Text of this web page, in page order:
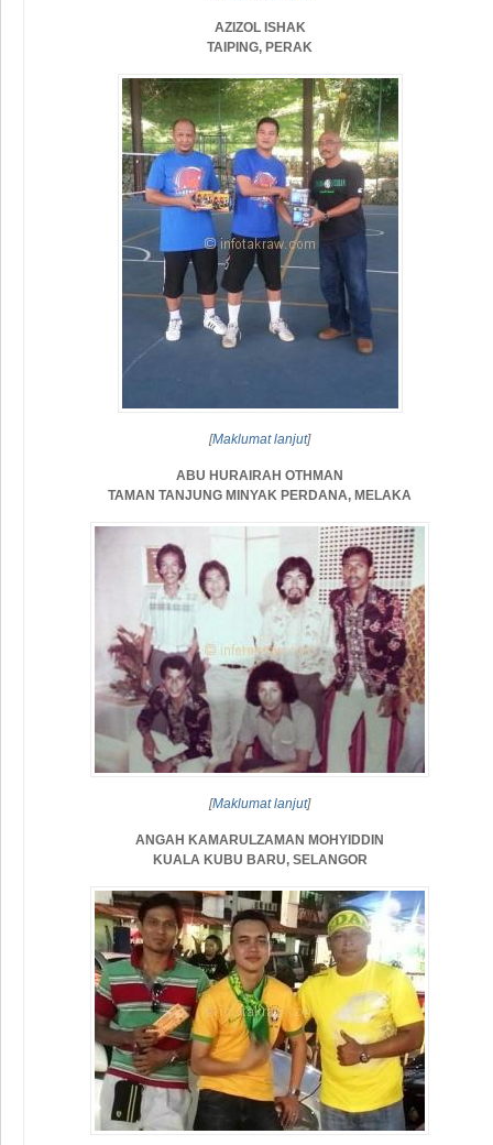
AZIZOL ISHAK
TAIPING, PERAK
[Maklumat lanjut]
ABU HURAIRAH OTHMAN
TAMAN TANJUNG MINYAK PERDANA, MELAKA
[Maklumat lanjut]
ANGAH KAMARULZAMAN MOHYIDDIN
KUALA KUBU BARU, SELANGOR